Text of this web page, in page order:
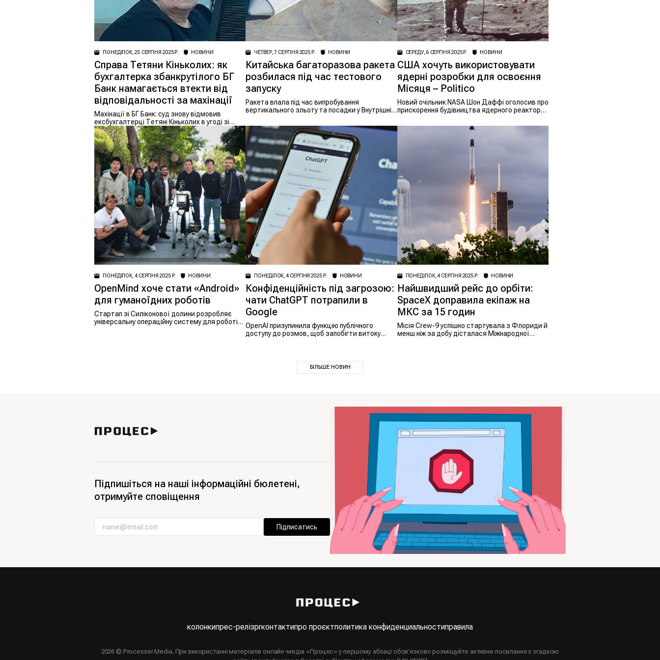
ПОНЕДІЛОК, 25 СЕРПНЯ 2025 Р. НОВИНИ
Справа Тетяни Кіньколих: як
бухгалтерка збанкрутілого БГ
Банк намагається втекти від
відповідальності за махінації
Махінації в БГ Банк: суд знову відмовив
ексбухгалтерці Тетяні Кіньколих в угоді зі
слідством
ЧЕТВЕР, 7 СЕРПНЯ 2025 Р. НОВИНИ
Китайська багаторазова ракета
розбилася під час тестового
запуску
Ракета впала під час випробування
вертикального зльоту та посадки у Внутрішній
СЕРЕДУ, 6 СЕРПНЯ 2025 Р. НОВИНИ
США хочуть використовувати
ядерні розробки для освоєння
Місяця – Politico
Новий очільник NASA Шон Даффі оголосив про
прискорення будівництва ядерного реактора
утвердити США в новій космічній гонці.
ПОНЕДІЛОК, 4 СЕРПНЯ 2025 Р. НОВИНИ
OpenMind хоче стати «Android»
для гуманоїдних роботів
Стартап зі Силіконової долини розробляє
універсальну операційну систему для роботів,
ПОНЕДІЛОК, 4 СЕРПНЯ 2025 Р. НОВИНИ
Конфіденційність під загрозою:
чати ChatGPT потрапили в
Google
OpenAI призупинила функцію публічного
доступу до розмов, щоб запобігти витоку
ПОНЕДІЛОК, 4 СЕРПНЯ 2025 Р. НОВИНИ
Найшвидший рейс до орбіти:
SpaceX доправила екіпаж на
МКС за 15 годин
Місія Crew-9 успішно стартувала з Флориди й
менш ніж за добу дісталася Міжнародної
БІЛЬШЕ НОВИН
Підпишіться на наші інформаційні бюлетені,
отримуйте сповіщення
Підписатись
колонкипрес-релізprконтактипро проєктполитика конфиденциальностиправила
2026 © Processer Media. При використанні матеріалів онлайн-медіа «Процес» у першому абзаці обов’язково розміщуйте активне посилання з згадкою